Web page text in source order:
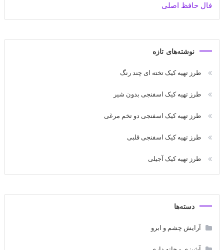
فال حافظ اصلی
نوشته‌های تازه
طرز تهیه کیک تخته ای چند رنگ
طرز تهیه کیک اسفنجی بدون شیر
طرز تهیه کیک اسفنجی دو تخم مرغی
طرز تهیه کیک اسفنجی قلبی
طرز تهیه کیک آجیلی
دسته‌ها
آرایش چشم و ابرو